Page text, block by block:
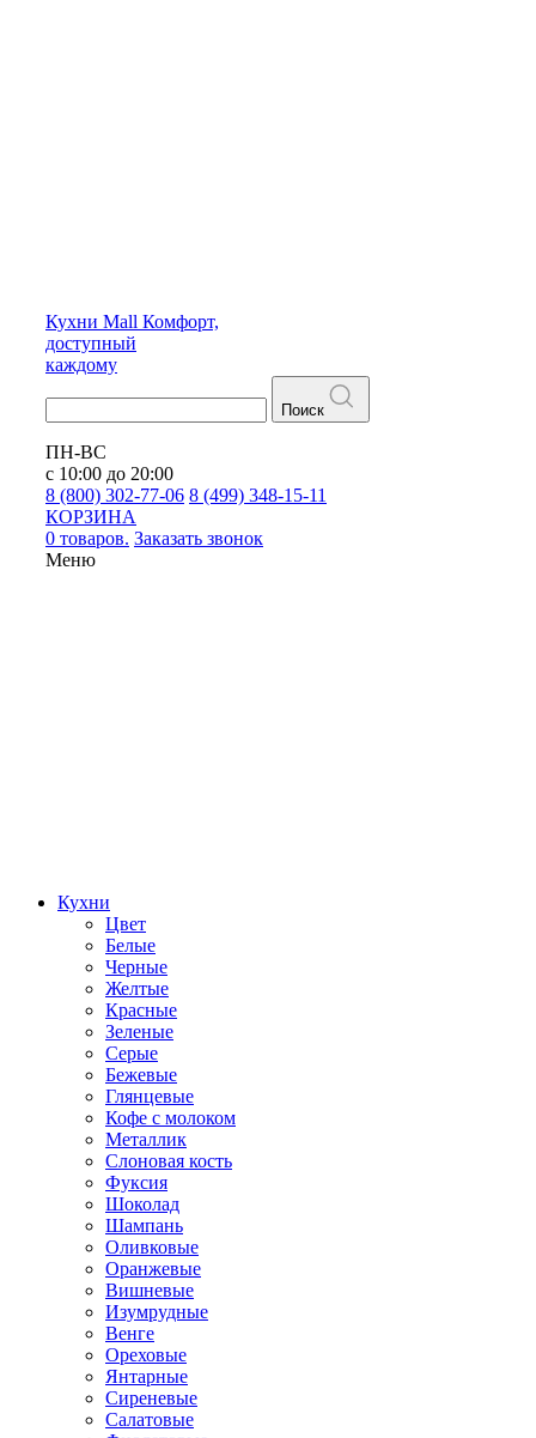
Кухни Mall Комфорт,
доступный
каждому
Поиск
ПН-ВС
с 10:00 до 20:00
8 (800) 302-77-06 8 (499) 348-15-11
КОРЗИНА
0 товаров. Заказать звонок
Меню
Кухни
Цвет
Белые
Черные
Желтые
Красные
Зеленые
Серые
Бежевые
Глянцевые
Кофе с молоком
Металлик
Слоновая кость
Фуксия
Шоколад
Шампань
Оливковые
Оранжевые
Вишневые
Изумрудные
Венге
Ореховые
Янтарные
Сиреневые
Салатовые